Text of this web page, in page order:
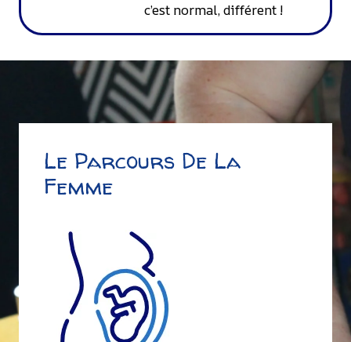
c’est normal, différent !
Le Parcours De La
Femme